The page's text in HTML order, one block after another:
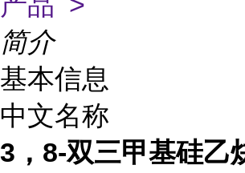
简介
基本信息
中文名称
3，8-双三甲基硅乙